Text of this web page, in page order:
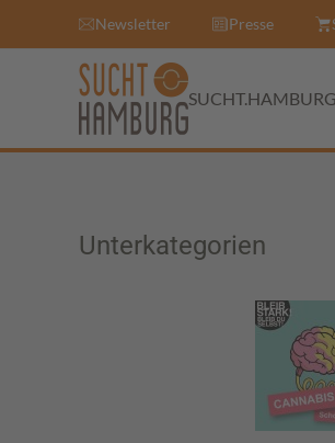
Newsletter Presse
SUCHT.HAMBURG
Unterkategorien